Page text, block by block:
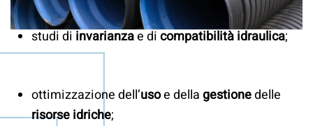
studi di invarianzae di compatibilità idraulica;
ottimizzazione dell’usoe dellagestionedelle
risorse idriche;